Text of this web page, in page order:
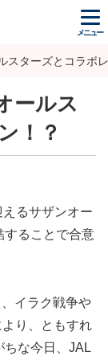
メニュー
スターズとコラボ
ールス
！？
るサザンオー
することで合意
イラク戦争や
り、ともすれ
ちな今日、JAL